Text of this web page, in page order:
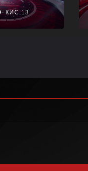
КИС 13